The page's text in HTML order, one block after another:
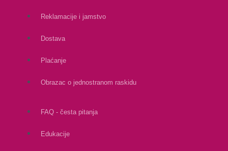
Reklamacije i jamstvo
Dostava
Plaćanje
Obrazac o jednostranom raskidu
FAQ - česta pitanja
Edukacije